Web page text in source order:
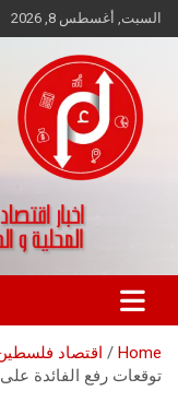
Skip
to
السبت, أغسطس 8, 2026
كواليس
اخبار اقتصاد فلسطين
Home
اقتصاد
توقعات رفع الفائدة على